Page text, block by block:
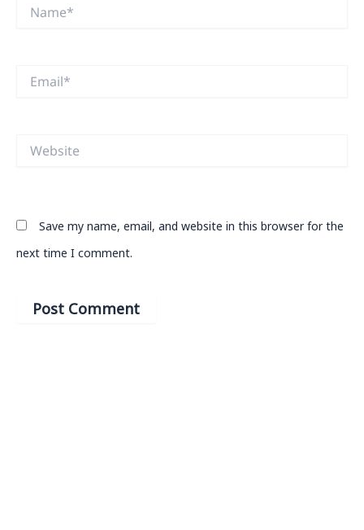
Name*
Email*
Website
Save my name, email, and website in this browser for the
next time I comment.